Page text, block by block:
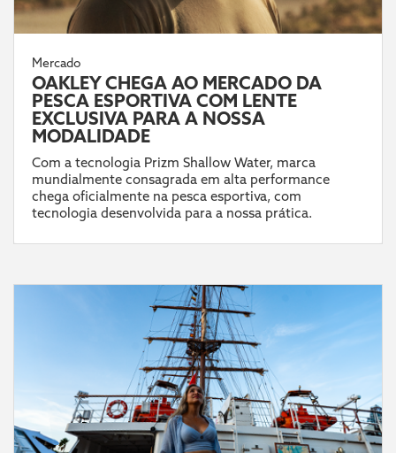
Mercado
OAKLEY CHEGA AO MERCADO DA
PESCA ESPORTIVA COM LENTE
EXCLUSIVA PARA A NOSSA
MODALIDADE
Com a tecnologia Prizm Shallow Water, marca
mundialmente consagrada em alta performance
chega oficialmente na pesca esportiva, com
tecnologia desenvolvida para a nossa prática.